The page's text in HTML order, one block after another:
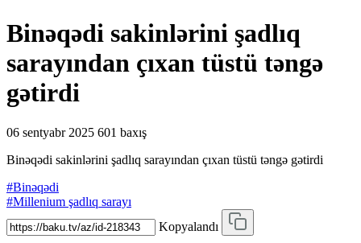
Binəqədi sakinlərini şadlıq
sarayından çıxan tüstü təngə
gətirdi
06 sentyabr 2025 601 baxış
Binəqədi sakinlərini şadlıq sarayından çıxan tüstü təngə gətirdi
#Binəqədi
#Millenium şadlıq sarayı
Kopyalandı